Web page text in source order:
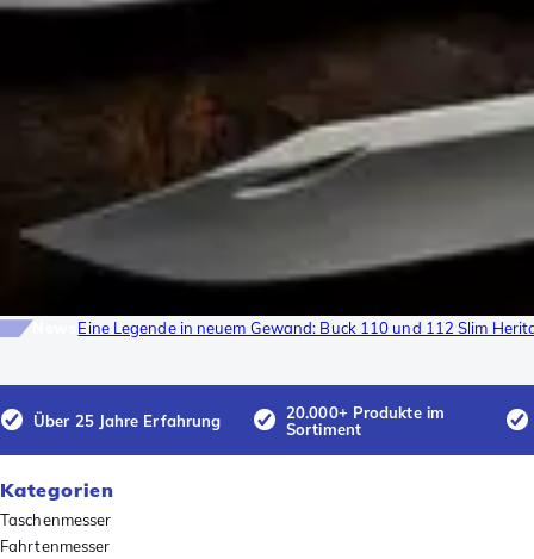
Eine Legende in neuem Gewand: Buck 110 und 112 Slim
Über 25 Jahre Erfahrung
20.000+ Produkte im
Sortiment
Kategorien
Taschenmesser
Fahrtenmesser